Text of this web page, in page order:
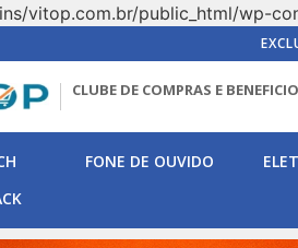
vitop.com.br/public_html/wp-
CLUBE DE COMPRAS E
FONE DE OUVIDO